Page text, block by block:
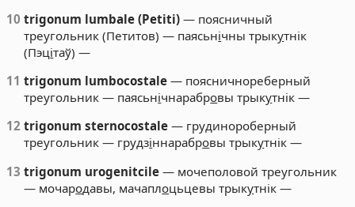
10 trigonum lumbale (Petiti) — поясничный
треугольник (Петитов) — паясьнічны трыкутнік
(Пэцітаў) —
11 trigonum lumbocostale — поясничнореберный
треугольник — паясьнічнарабровы трыкутнік —
12 trigonum sternocostale — грудинороберный
треугольник — грудзіннарабровы трыкутнік —
13 trigonum urogenitcile — мочеполовой треугольник
— мочародавы, мачаплоцьцевы трыкутнік —